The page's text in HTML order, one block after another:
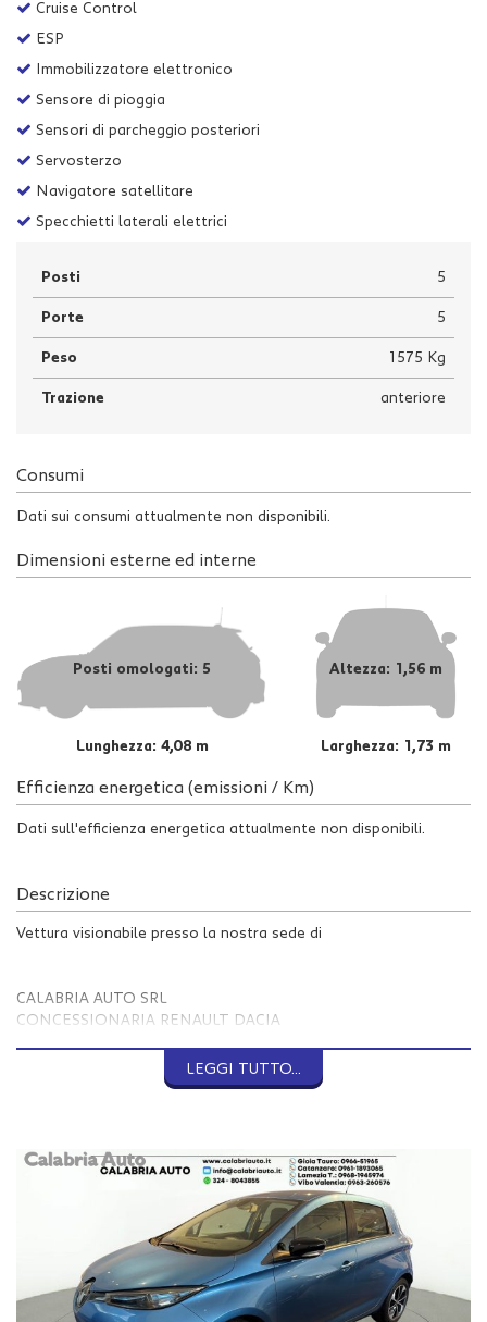
Cruise Control
ESP
Immobilizzatore elettronico
Sensore di pioggia
Sensori di parcheggio posteriori
Servosterzo
Navigatore satellitare
Specchietti laterali elettrici
Posti 5
Porte 5
Peso 1575 Kg
Trazione anteriore
Consumi
Dati sui consumi attualmente non disponibili.
Dimensioni esterne ed interne
Posti omologati: 5
Lunghezza: 4,08 m
Altezza: 1,56 m
Larghezza: 1,73 m
Efficienza energetica (emissioni / Km)
Dati sull'efficienza energetica attualmente non disponibili.
Descrizione
Vettura visionabile presso la nostra sede di
CALABRIA AUTO SRL
CONCESSIONARIA RENAULT DACIA
WWW . CALABRIAUTO . IT
TEL 0966 51965
Per vs comodità , ecco le altre sedi della nostra concessionaria,
dove poter avere tutte le informazioni sulla vettura scelta ed
anche acquistarla!
CATANZARO
LEGGI TUTTO...